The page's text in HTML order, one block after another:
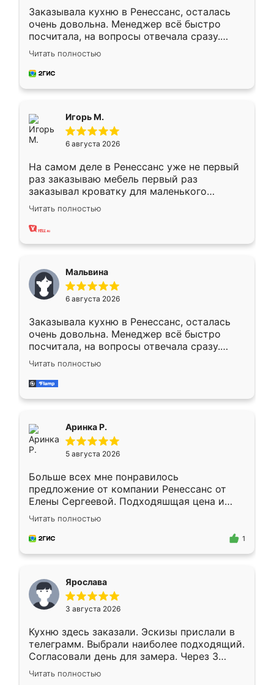
Заказывала кухню в Ренессанс, осталась
очень довольна. Менеджер всё быстро
посчитала, на вопросы отвечала сразу.
Замерщик приехал в субботу, подошёл к
делу со всей ответственностью. Собрали
за день, ребята работали аккуратно, даже
Читать полностью
Игорь М.
6 августа 2026
На самом деле в Ренессанс уже не первый
раз заказываю мебель первый раз
заказывал кроватку для маленького
ребёнка при его рождении ,во второй раз
заказал шкаф-купе. По качеству очень
хорошее сборка достаточно быстрая,
меньше, здесь же он более разнообразный.
Мне нравится ,если что-то потребуется из
мебели буду заказывать только здесь.
Читать полностью
Мальвина
6 августа 2026
Заказывала кухню в Ренессанс, осталась
очень довольна. Менеджер всё быстро
посчитала, на вопросы отвечала сразу.
Замерщик приехал в субботу, подошёл к
делу со всей ответственностью. Собрали
за день, ребята работали аккуратно, даже
Читать полностью
Аринка Р.
5 августа 2026
Больше всех мне понравилось
предложение от компании Ренессанс от
Елены Сергеевой. Подходяшщая цена и
короткие сроки изготовления. Приехавший
для замера сотрудник Владислав
предложил по моему эскизу самый
Читать полностью
1
Ярослава
3 августа 2026
Кухню здесь заказали. Эскизы прислали в
телеграмм. Выбрали наиболее подходящий.
Согласовали день для замера. Через 3
недели кухня была уже готова. Остались
довольны работой. Спасибо Ренессанс
Читать полностью